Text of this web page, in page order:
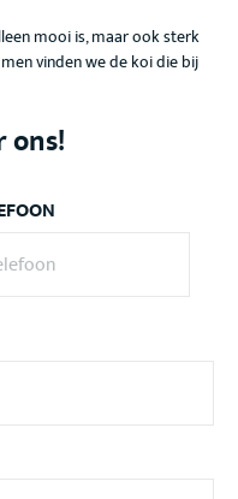
mooi is, maar ook sterk
vinden we de koi die bij
ons!